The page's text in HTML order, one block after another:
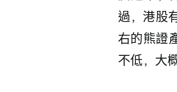
過，港股
右的熊證
不低，大